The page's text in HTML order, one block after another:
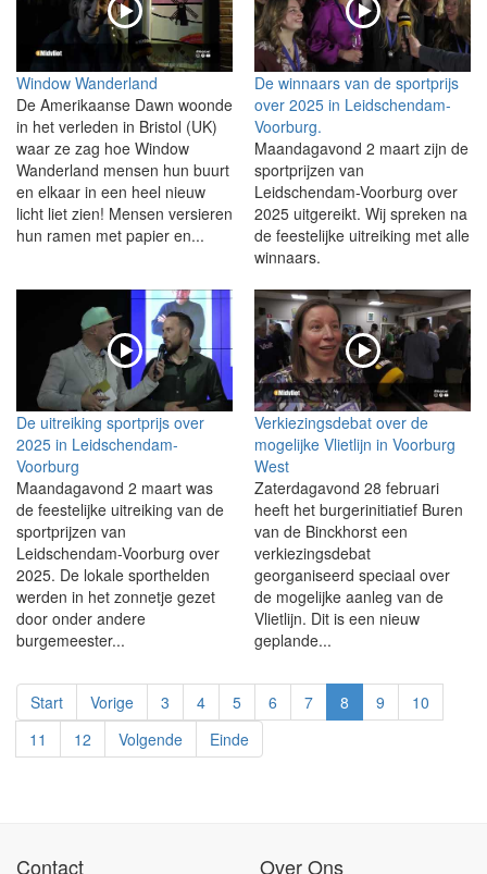
Window Wanderland
De Amerikaanse Dawn woonde
in het verleden in Bristol (UK)
waar ze zag hoe Window
Wanderland mensen hun buurt
en elkaar in een heel nieuw
licht liet zien! Mensen versieren
hun ramen met papier en...
De winnaars van de sportprijs
over 2025 in Leidschendam-
Voorburg.
Maandagavond 2 maart zijn de
sportprijzen van
Leidschendam-Voorburg over
2025 uitgereikt. Wij spreken na
de feestelijke uitreiking met alle
winnaars.
De uitreiking sportprijs over
2025 in Leidschendam-
Voorburg
Maandagavond 2 maart was
de feestelijke uitreiking van de
sportprijzen van
Leidschendam-Voorburg over
2025. De lokale sporthelden
werden in het zonnetje gezet
door onder andere
burgemeester...
Verkiezingsdebat over de
mogelijke Vlietlijn in Voorburg
West
Zaterdagavond 28 februari
heeft het burgerinitiatief Buren
van de Binckhorst een
verkiezingsdebat
georganiseerd speciaal over
de mogelijke aanleg van de
Vlietlijn. Dit is een nieuw
geplande...
Start Vorige 3 4 5 6 7 8 9
10
11
12 Volgende Einde
Contact Over Ons